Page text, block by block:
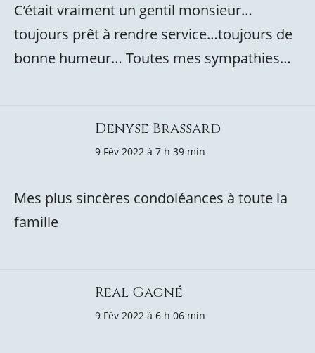
C’était vraiment un gentil monsieur…
toujours prêt à rendre service…toujours de
bonne humeur… Toutes mes sympathies…
Denyse Brassard
9 Fév 2022 à 7 h 39 min
Mes plus sincères condoléances à toute la
famille
Real Gagné
9 Fév 2022 à 6 h 06 min